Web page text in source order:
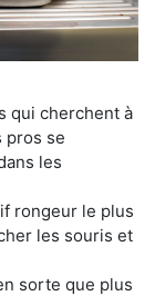
qui cherchent à
pros se
les
rongeur le plus
les souris et
sorte que plus